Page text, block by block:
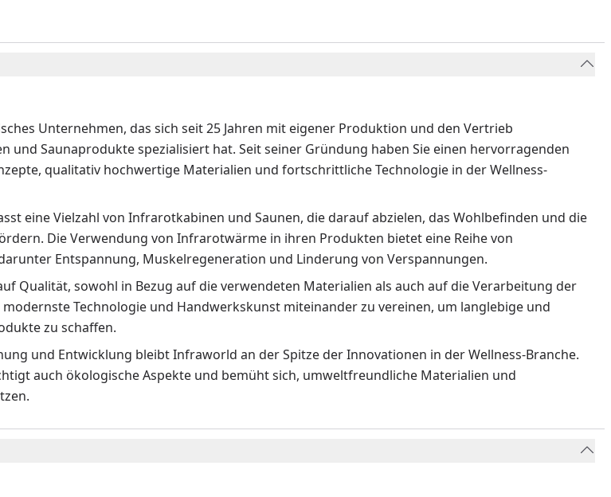
Unternehmen, das sich seit 25 Jahren mit eigener Produktion und den Vertrieb
und Saunaprodukte spezialisiert hat. Seit seiner Gründung haben Sie einen hervorragenden
qualitativ hochwertige Materialien und fortschrittliche Technologie in der Wellness-
eine Vielzahl von Infrarotkabinen und Saunen, die darauf abzielen, das Wohlbefinden und die
Die Verwendung von Infrarotwärme in ihren Produkten bietet eine Reihe von
Entspannung, Muskelregeneration und Linderung von Verspannungen.
Qualität, sowohl in Bezug auf die verwendeten Materialien als auch auf die Verarbeitung der
Technologie und Handwerkskunst miteinander zu vereinen, um langlebige und
zu schaffen.
und Entwicklung bleibt Infraworld an der Spitze der Innovationen in der Wellness-Branche.
auch ökologische Aspekte und bemüht sich, umweltfreundliche Materialien und